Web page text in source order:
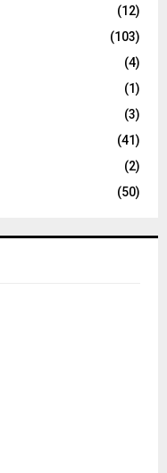
(12)
(103)
(4)
(1)
(3)
(41)
(2)
(50)